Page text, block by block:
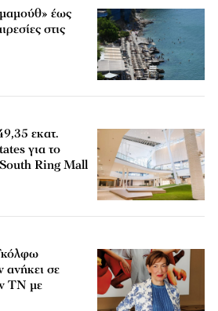
έως
στις
εκατ.
για το
South Ring Mall
ανήκει σε
ΤΝ με